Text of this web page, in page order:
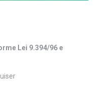
Lei 9.394/96 e